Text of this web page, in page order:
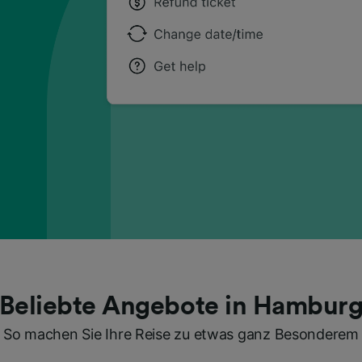
Beliebte Angebote in
So machen Sie Ihre Reise zu etwas ganz Besonderem